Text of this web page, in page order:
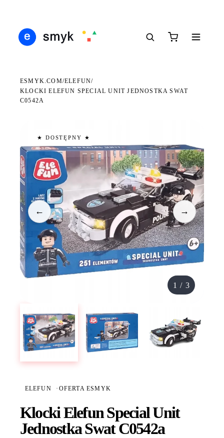
ESMYK.COM/ELEFUN/
KLOCKI ELEFUN SPECIAL UNIT JEDNOSTKA SWAT
C0542A
★ DOSTĘPNY ★
← →
1 / 3
ELEFUN · OFERTA ESMYK
Klocki Elefun Special Unit
Jednostka Swat C0542a